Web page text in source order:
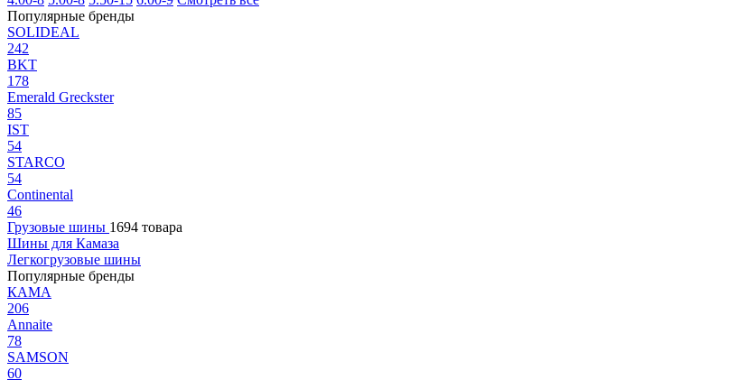
Популярные бренды
SOLIDEAL
242
BKT
178
Emerald Greckster
85
IST
54
STARCO
54
Continental
46
Грузовые шины 1694 товара
Шины для Камаза
Легкогрузовые шины
Популярные бренды
КАМА
206
Annaite
78
SAMSON
60